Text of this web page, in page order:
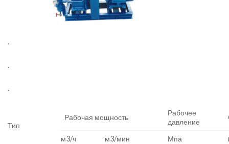
.
.
Тип
Рабочая мощность
Рабочее
давление
м3/ч м3/мин Мпа